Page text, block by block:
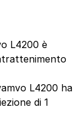
L4200 è
L4200 ha
di 1